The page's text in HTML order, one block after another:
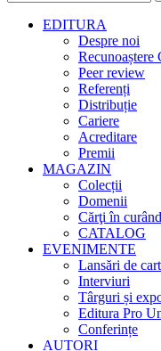
EDITURA
Despre noi
Peer review
Referenți
Distribuție
Cariere
Acreditare
Premii
MAGAZIN
Colecții
Domenii
Cărţi în curând
CATALOG
EVENIMENTE
Lansări de
Interviuri
Târguri și
Editura Pro
Conferințe
AUTORI